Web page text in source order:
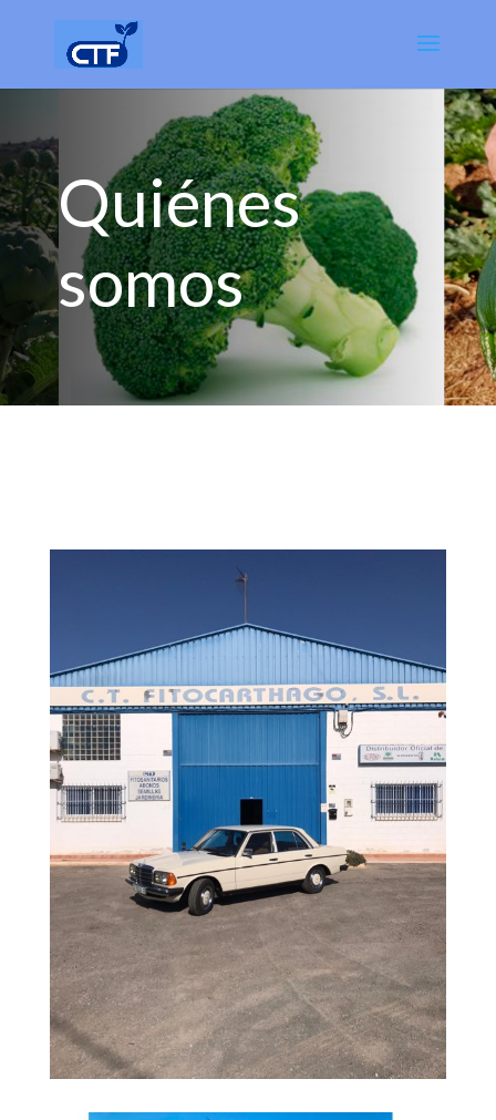
Quiénes
somos